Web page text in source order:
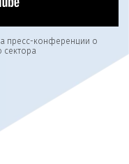
пресс-конференции о
сектора